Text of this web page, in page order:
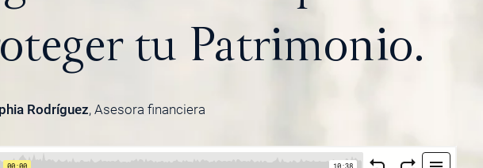
tu Patrimonio.
Rodríguez, Asesora financiera